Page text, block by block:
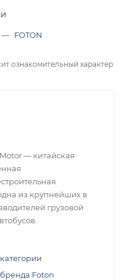
— FOTON
ознакомительный характер
— китайская
из крупнейших в
грузовой
Foton